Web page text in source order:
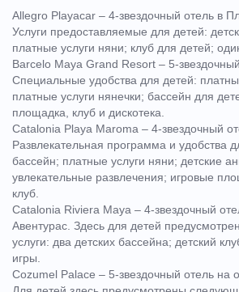
Allegro Playacar – 4-звездочный отель в
Услуги предоставляемые для детей:
платные услуги няни; клуб для детей;
Barcelo Maya Grand Resort – 5-
Специальные удобства для детей:
платные услуги нянечки; бассейн для
площадка, клуб и дискотека.
Catalonia Playa Maroma – 4-звездочный
Развлекательная программа и удобства
бассейн; платные услуги няни; детские
увлекательные развлечения; игровые
клуб.
Catalonia Riviera Maya – 4-звездочный
Авентурас. Здесь для детей
услуги: два детских бассейна; детский
игры.
Cozumel Palace – 5-звездочный отель на